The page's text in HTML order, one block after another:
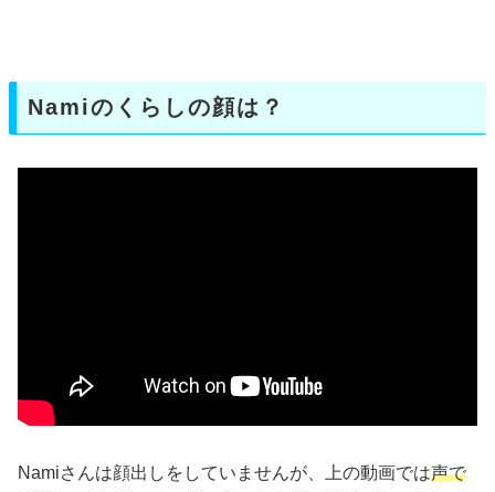
Namiのくらしの顔は？
Namiさんは顔出しをしていませんが、上の動画では声で